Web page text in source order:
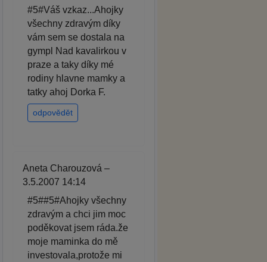
#5#Váš vzkaz...Ahojky
všechny zdravým díky
vám sem se dostala na
gympl Nad kavalirkou v
praze a taky díky mé
rodiny hlavne mamky a
tatky ahoj Dorka F.
odpovědět
Aneta Charouzová –
3.5.2007 14:14
#5##5#Ahojky všechny
zdravým a chci jim moc
poděkovat jsem ráda.že
moje maminka do mě
investovala,protože mi